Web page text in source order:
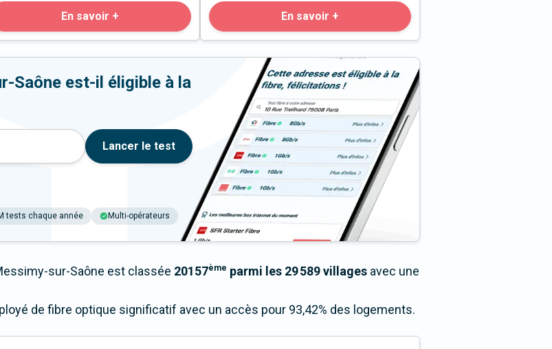
En savoir + En savoir +
Saône est-il éligible à la
Lancer le test
tests chaque année Multi-opérateurs
sur-Saône est classée 20157ème parmi les 29 589 villages avec une
de fibre optique significatif avec un accès pour 93,42% des logements.